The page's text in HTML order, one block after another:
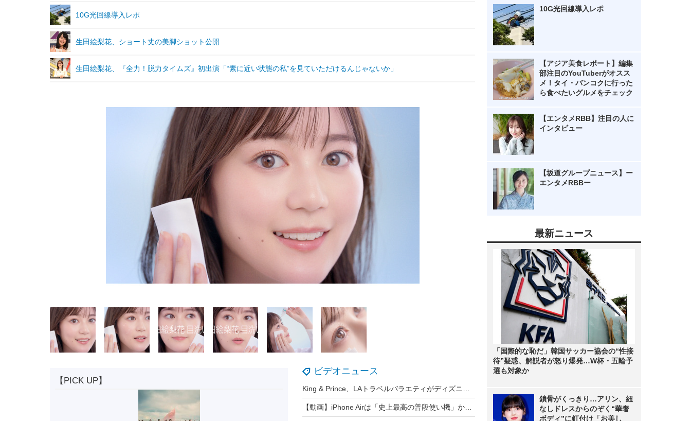
10G光回線導入レポ
生田絵梨花、ショート丈の美脚ショット公開
生田絵梨花、『全力！脱力タイムズ』初出演「“素に近い状態の私”を見ていただけるんじゃないか」
ビデオニュース
【PICK UP】
10G光回線導入レポ
【アジア美食レポート】編集
部注目のYouTuberがオスス
メ！タイ・バンコクに行った
ら食べたいグルメをチェック
【エンタメRBB】注目の人に
インタビュー
【坂道グループニュース】ー
エンタメRBBー
最新ニュース
「国際的な恥だ」韓国サッカー協会の“性接
待”疑惑、解説者が怒り爆発…W杯・五輪予
選も対象か
鎖骨がくっきり…アリン、紐
なしドレスからのぞく“華奢
ボディ”に釘付け「お美し